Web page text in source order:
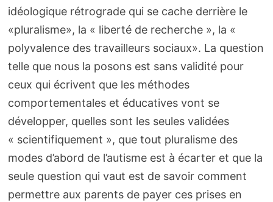
idéologique rétrograde qui se cache derrière le
«pluralisme», la « liberté de recherche », la «
polyvalence des travailleurs sociaux». La question
telle que nous la posons est sans validité pour
ceux qui écrivent que les méthodes
comportementales et éducatives vont se
développer, quelles sont les seules validées
« scientifiquement », que tout pluralisme des
modes d’abord de l’autisme est à écarter et que la
seule question qui vaut est de savoir comment
permettre aux parents de payer ces prises en